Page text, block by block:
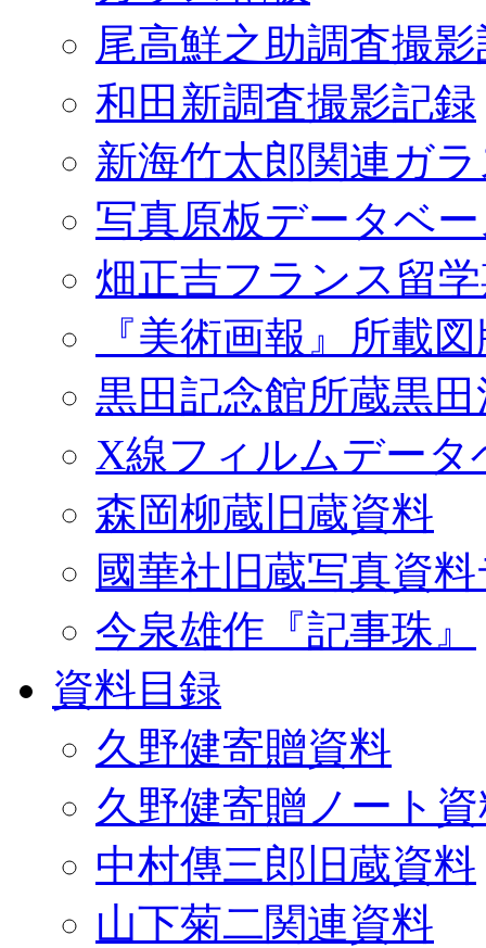
尾高鮮之助調査撮
和田新調査撮影記録
新海竹太郎関連ガ
写真原板データベ
畑正吉フランス留
『美術画報』所載
黒田記念館所蔵黒
X線フィルムデータ
森岡柳蔵旧蔵資料
國華社旧蔵写真資
今泉雄作『記事珠』
資料目録
久野健寄贈資料
久野健寄贈ノート
中村傳三郎旧蔵資料
山下菊二関連資料